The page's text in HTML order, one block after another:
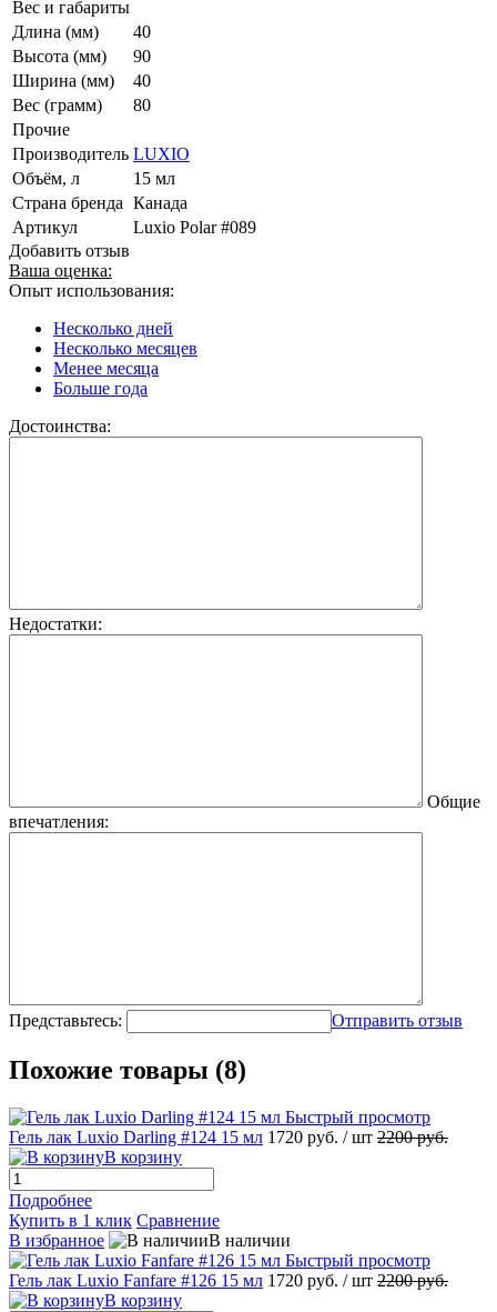
Вес и габариты
Длина (мм)
40
Высота (мм)
90
Ширина (мм)
40
Вес (грамм)
80
Прочие
Производитель LUXIO
Объём, л
15 мл
Страна бренда Канада
Артикул
Luxio Polar #089
Добавить отзыв
Ваша оценка:
Опыт использования:
Несколько дней
Несколько месяцев
Менее месяца
Больше года
Достоинства:
Недостатки:
Общие
впечатления:
Представьтесь: Отправить отзыв
Похожие товары (8)
Быстрый просмотр
Гель лак Luxio Darling #124 15 мл 1720 руб. / шт 2200 руб.
В корзину
Подробнее
Купить в 1 клик Сравнение
В избранное
В наличии
Быстрый просмотр
Гель лак Luxio Fanfare #126 15 мл 1720 руб. / шт 2200 руб.
В корзину